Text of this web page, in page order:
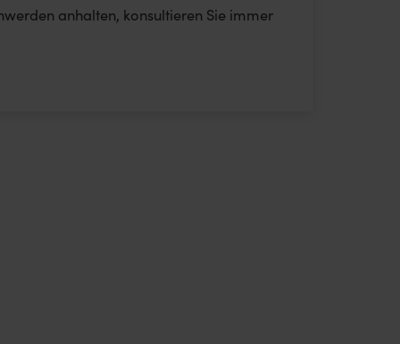
anhalten, konsultieren Sie immer